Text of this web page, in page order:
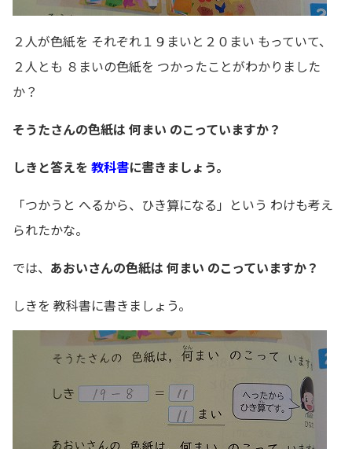
２人が色紙を それぞれ１９まいと２０まい もっていて、
２人とも ８まいの色紙を つかったことがわかりました
か？
そうたさんの色紙は 何まい のこっていますか？
しきと答えを 教科書に書きましょう。
「つかうと へるから、ひき算になる」という わけも考え
られたかな。
では、 あおいさんの色紙は 何まい のこっていますか？
しきを 教科書に書きましょう。